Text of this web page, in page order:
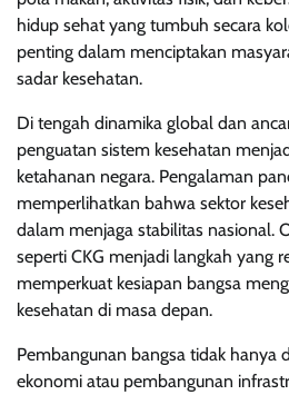
hidup sehat yang tumbuh secara
penting dalam menciptakan
sadar kesehatan.
Di tengah dinamika global dan
penguatan sistem kesehatan
ketahanan negara. Pengalaman
memperlihatkan bahwa sektor
dalam menjaga stabilitas nasional.
seperti CKG menjadi langkah yang
memperkuat kesiapan bangsa
kesehatan di masa depan.
Pembangunan bangsa tidak hanya
ekonomi atau pembangunan